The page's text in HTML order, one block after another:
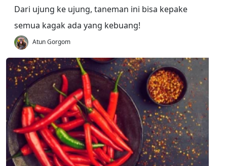
Dari ujung ke ujung, taneman ini bisa kepake
semua kagak ada yang kebuang!
Atun Gorgom